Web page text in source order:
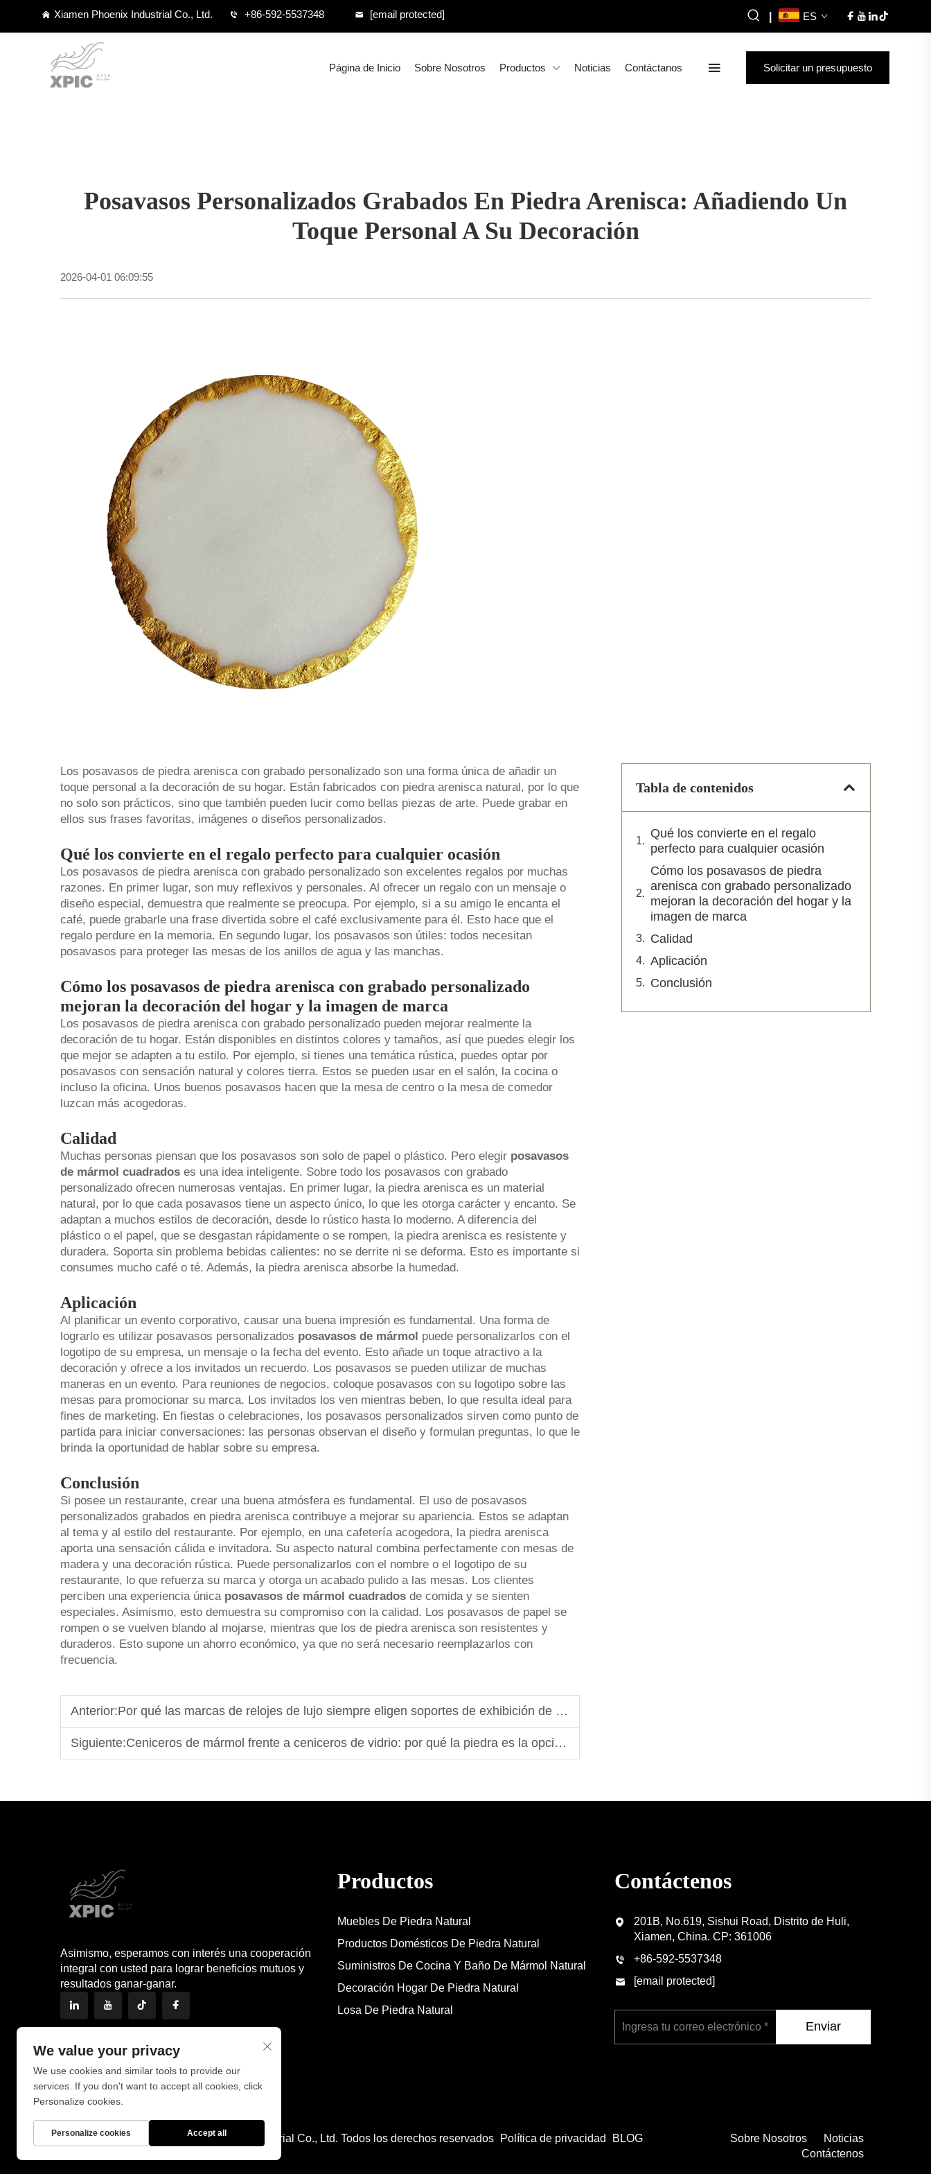
Xiamen Phoenix Industrial Co., Ltd. +86-592-5537348 [email protected] ES
Página de Inicio Sobre Nosotros Productos Noticias Contáctanos Solicitar un presupuesto
Posavasos Personalizados Grabados En Piedra Arenisca: Añadiendo Un
Toque Personal A Su Decoración
2026-04-01 06:09:55
Los posavasos de piedra arenisca con grabado personalizado son una forma única de añadir un
toque personal a la decoración de su hogar. Están fabricados con piedra arenisca natural, por lo que
no solo son prácticos, sino que también pueden lucir como bellas piezas de arte. Puede grabar en
ellos sus frases favoritas, imágenes o diseños personalizados.
Qué los convierte en el regalo perfecto para cualquier ocasión
Los posavasos de piedra arenisca con grabado personalizado son excelentes regalos por muchas
razones. En primer lugar, son muy reflexivos y personales. Al ofrecer un regalo con un mensaje o
diseño especial, demuestra que realmente se preocupa. Por ejemplo, si a su amigo le encanta el
café, puede grabarle una frase divertida sobre el café exclusivamente para él. Esto hace que el
regalo perdure en la memoria. En segundo lugar, los posavasos son útiles: todos necesitan
posavasos para proteger las mesas de los anillos de agua y las manchas.
Cómo los posavasos de piedra arenisca con grabado personalizado
mejoran la decoración del hogar y la imagen de marca
Los posavasos de piedra arenisca con grabado personalizado pueden mejorar realmente la
decoración de tu hogar. Están disponibles en distintos colores y tamaños, así que puedes elegir los
que mejor se adapten a tu estilo. Por ejemplo, si tienes una temática rústica, puedes optar por
posavasos con sensación natural y colores tierra. Estos se pueden usar en el salón, la cocina o
incluso la oficina. Unos buenos posavasos hacen que la mesa de centro o la mesa de comedor
luzcan más acogedoras.
Calidad
Muchas personas piensan que los posavasos son solo de papel o plástico. Pero elegir posavasos
de mármol cuadrados es una idea inteligente. Sobre todo los posavasos con grabado
personalizado ofrecen numerosas ventajas. En primer lugar, la piedra arenisca es un material
natural, por lo que cada posavasos tiene un aspecto único, lo que les otorga carácter y encanto. Se
adaptan a muchos estilos de decoración, desde lo rústico hasta lo moderno. A diferencia del
plástico o el papel, que se desgastan rápidamente o se rompen, la piedra arenisca es resistente y
duradera. Soporta sin problema bebidas calientes: no se derrite ni se deforma. Esto es importante si
consumes mucho café o té. Además, la piedra arenisca absorbe la humedad.
Aplicación
Al planificar un evento corporativo, causar una buena impresión es fundamental. Una forma de
lograrlo es utilizar posavasos personalizados posavasos de mármol puede personalizarlos con el
logotipo de su empresa, un mensaje o la fecha del evento. Esto añade un toque atractivo a la
decoración y ofrece a los invitados un recuerdo. Los posavasos se pueden utilizar de muchas
maneras en un evento. Para reuniones de negocios, coloque posavasos con su logotipo sobre las
mesas para promocionar su marca. Los invitados los ven mientras beben, lo que resulta ideal para
fines de marketing. En fiestas o celebraciones, los posavasos personalizados sirven como punto de
partida para iniciar conversaciones: las personas observan el diseño y formulan preguntas, lo que le
brinda la oportunidad de hablar sobre su empresa.
Conclusión
Si posee un restaurante, crear una buena atmósfera es fundamental. El uso de posavasos
personalizados grabados en piedra arenisca contribuye a mejorar su apariencia. Estos se adaptan
al tema y al estilo del restaurante. Por ejemplo, en una cafetería acogedora, la piedra arenisca
aporta una sensación cálida e invitadora. Su aspecto natural combina perfectamente con mesas de
madera y una decoración rústica. Puede personalizarlos con el nombre o el logotipo de su
restaurante, lo que refuerza su marca y otorga un acabado pulido a las mesas. Los clientes
perciben una experiencia única posavasos de mármol cuadrados de comida y se sienten
especiales. Asimismo, esto demuestra su compromiso con la calidad. Los posavasos de papel se
rompen o se vuelven blando al mojarse, mientras que los de piedra arenisca son resistentes y
duraderos. Esto supone un ahorro económico, ya que no será necesario reemplazarlos con
frecuencia.
Anterior:Por qué las marcas de relojes de lujo siempre eligen soportes de exhibición de mármol
Siguiente:Ceniceros de mármol frente a ceniceros de vidrio: por qué la piedra es la opción superior en cuanto a durabilidad
Tabla de contenidos
Qué los convierte en el regalo
perfecto para cualquier ocasión
Cómo los posavasos de piedra
arenisca con grabado personalizado
mejoran la decoración del hogar y la
imagen de marca
Calidad
Aplicación
Conclusión
Asimismo, esperamos con interés una cooperación
integral con usted para lograr beneficios mutuos y
resultados ganar-ganar.
Productos
Muebles De Piedra Natural
Productos Domésticos De Piedra Natural
Suministros De Cocina Y Baño De Mármol Natural
Decoración Hogar De Piedra Natural
Losa De Piedra Natural
Contáctenos
201B, No.619, Sishui Road, Distrito de Huli,
Xiamen, China. CP: 361006
+86-592-5537348
[email protected]
Enviar
Derechos de autor © Xiamen Phoenix Industrial Co., Ltd. Todos los derechos reservados Política de privacidad BLOG Sobre Nosotros
Noticias
Contáctenos
We value your privacy
We use cookies and similar tools to provide our
services. If you don't want to accept all cookies, click
Personalize cookies.
Personalize cookies Accept all